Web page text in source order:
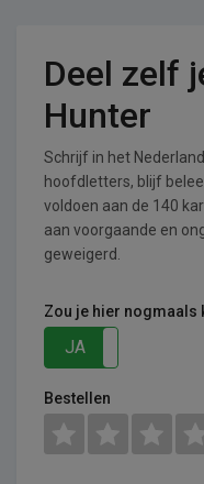
Deel zelf
Hunter
Schrijf in het
hoofdletters, blijf
voldoen aan de 140
aan voorgaande en
geweigerd.
Zou je hier nogmaals
JA
Bestellen